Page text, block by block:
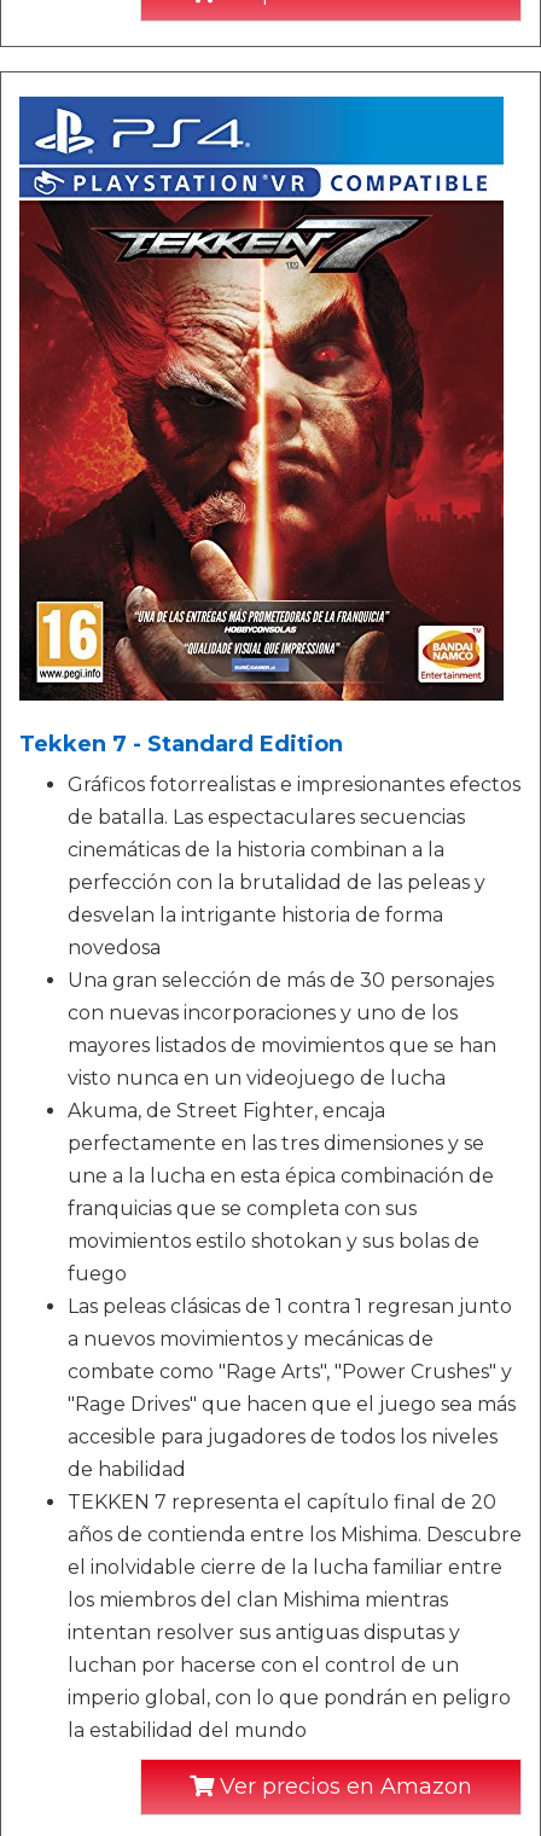
Tekken 7 - Standard Edition
Gráficos fotorrealistas e impresionantes efectos
de batalla. Las espectaculares secuencias
cinemáticas de la historia combinan a la
perfección con la brutalidad de las peleas y
desvelan la intrigante historia de forma
novedosa
Una gran selección de más de 30 personajes
con nuevas incorporaciones y uno de los
mayores listados de movimientos que se han
visto nunca en un videojuego de lucha
Akuma, de Street Fighter, encaja
perfectamente en las tres dimensiones y se
une a la lucha en esta épica combinación de
franquicias que se completa con sus
movimientos estilo shotokan y sus bolas de
fuego
Las peleas clásicas de 1 contra 1 regresan junto
a nuevos movimientos y mecánicas de
combate como "Rage Arts", "Power Crushes" y
"Rage Drives" que hacen que el juego sea más
accesible para jugadores de todos los niveles
de habilidad
TEKKEN 7 representa el capítulo final de 20
años de contienda entre los Mishima. Descubre
el inolvidable cierre de la lucha familiar entre
los miembros del clan Mishima mientras
intentan resolver sus antiguas disputas y
luchan por hacerse con el control de un
imperio global, con lo que pondrán en peligro
la estabilidad del mundo
Ver precios en Amazon